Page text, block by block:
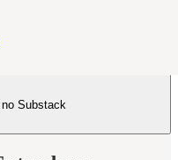
Substack